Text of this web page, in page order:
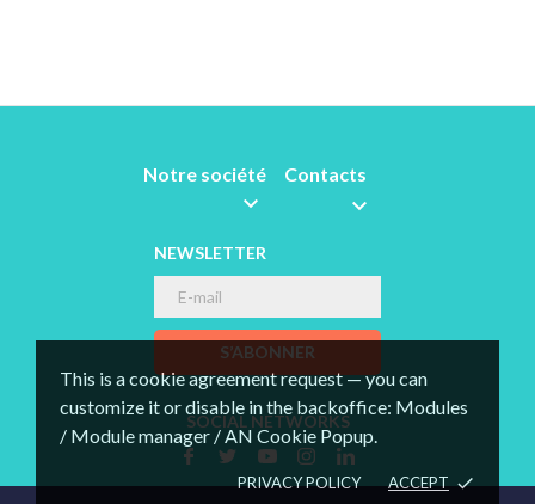
This is a cookie agreement request — you can
customize it or disable in the backoffice: Modules
/ Module manager / AN Cookie Popup.
PRIVACY POLICY ACCEPT done
Notre société

Contacts

NEWSLETTER
S’ABONNER
SOCIAL NETWORKS